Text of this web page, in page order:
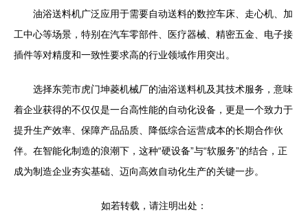
油浴送料机广泛应用于需要自动送料的数控车床、走心机、加
工中心等场景，特别在汽车零部件、医疗器械、精密五金、电子接
插件等对精度和一致性要求高的行业领域作用突出。
选择东莞市虎门坤菱机械厂的油浴送料机及其技术服务，意味
着企业获得的不仅仅是一台高性能的自动化设备，更是一个致力于
提升生产效率、保障产品品质、降低综合运营成本的长期合作伙
伴。在智能化制造的浪潮下，这种“硬设备”与“软服务”的结合，正
成为制造企业夯实基础、迈向高效自动化生产的关键一步。
如若转载，请注明出处：